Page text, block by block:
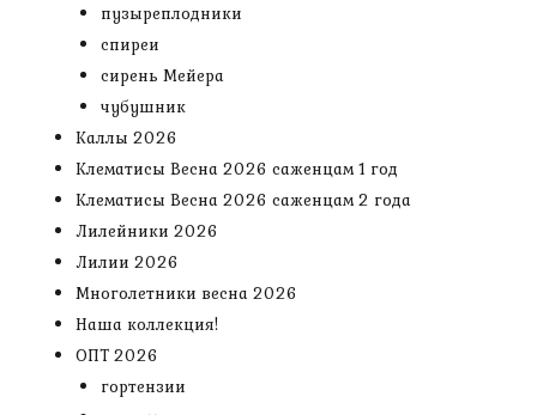
пузыреплодники
спиреи
сирень Мейера
чубушник
Каллы 2026
Клематисы Весна 2026 саженцам 1 год
Клематисы Весна 2026 саженцам 2 года
Лилейники 2026
Лилии 2026
Многолетники весна 2026
Наша коллекция!
ОПТ 2026
гортензии